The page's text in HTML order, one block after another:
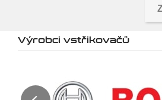
Výrobci vstřikovačů